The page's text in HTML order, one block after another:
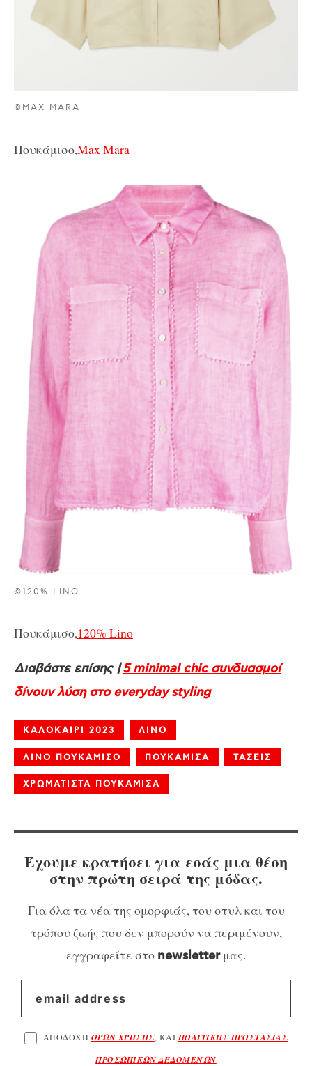
©MAX MARA
Πουκάμισο,Max Mara
©120% LINO
Πουκάμισο,120% Lino
Διαβάστε επίσης |5 minimal chic συνδυασμοί
δίνουν λύση στο everyday styling
ΚΑΛΟΚΑΙΡΙ 2023 ΛΙΝΟ
ΛΙΝΟ ΠΟΥΚΑΜΙΣΟ ΠΟΥΚΑΜΙΣΑ ΤΑΣΕΙΣ
ΧΡΩΜΑΤΙΣΤΑ ΠΟΥΚΑΜΙΣΑ
Έχουμε κρατήσει για εσάς μια θέση
στην πρώτη σειρά της μόδας.
Για όλα τα νέα της ομορφιάς, του στυλ και του
τρόπου ζωής που δεν μπορούν να περιμένουν,
εγγραφείτε στο newsletterμας.
ΑΠΟΔΟΧΗ ΟΡΩΝ ΧΡΗΣΗΣ, ΚΑΙ ΠΟΛΙΤΙΚΗΣ ΠΡΟΣΤΑΣΙΑΣ
ΠΡΟΣΩΠΙΚΩΝ ΔΕΔΟΜΕΝΩΝ